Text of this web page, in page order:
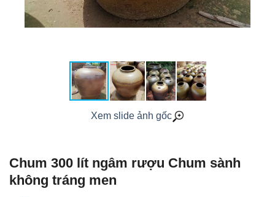
Xem slide ảnh gốc
Chum 300 lít ngâm rượu Chum sành
không tráng men